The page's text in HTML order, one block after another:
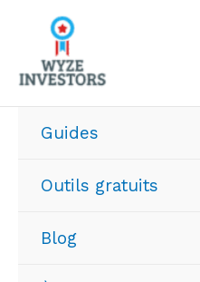
contenu
Guides
Outils gratuits
Blog